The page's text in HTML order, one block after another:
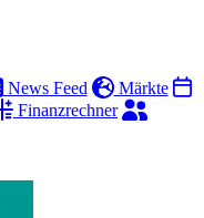
News Feed
Märkte
Finanzrechner